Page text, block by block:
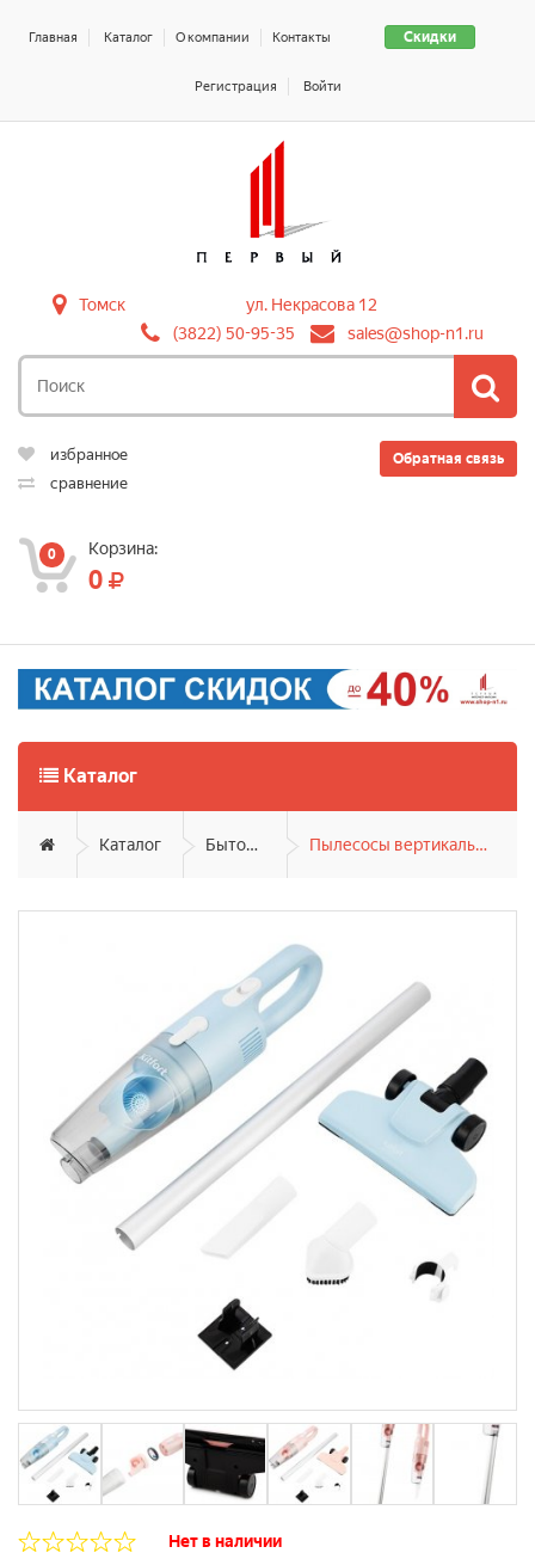
Скидки
Главная Каталог О компании Контакты
Регистрация Войти
Томск
ул. Некрасова 12
(3822) 50-95-35
sales@shop-n1.ru
Обратная связь
избранное
сравнение
0 Корзина:
0
Каталог
Каталог Бытовая техника Пылесосы вертикальные и паровые швабры
Нет в наличии